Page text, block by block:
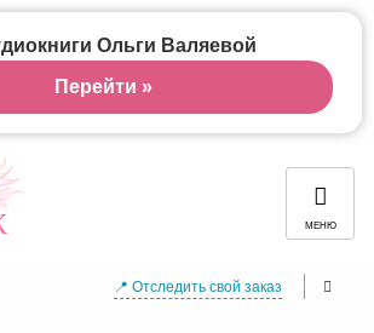
МЕНЮ
📍 Отследить свой заказ
Ольги Валяевой
Перейти »